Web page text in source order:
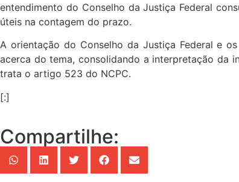
entendimento do Conselho da Justiça Federal
úteis na contagem do prazo.
A orientação do Conselho da Justiça Federal e
acerca do tema, consolidando a interpretação da
trata o artigo 523 do NCPC.
[:]
Compartilhe: